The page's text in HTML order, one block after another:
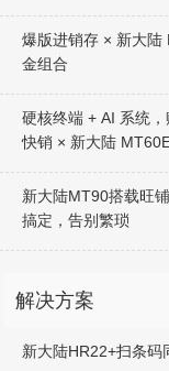
爆版进销存 × 新大陆
金组合
硬核终端 + AI 系统
快销 × 新大陆
新大陆MT90搭载旺
搞定，告别繁琐
解决方案
新大陆HR22+扫条码